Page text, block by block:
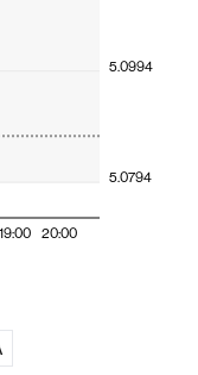
19:00 20:00
5.0794
5.0994